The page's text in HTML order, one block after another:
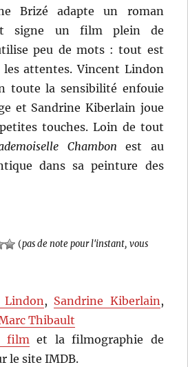
Brizé adapte un roman
signe un film plein de
peu de mots : tout est
les attentes. Vincent Lindon
toute la sensibilité enfouie
et Sandrine Kiberlain joue
touches. Loin de tout
Chambon est au
dans sa peinture des
(pas de note pour l'instant, vous
Lindon, Sandrine Kiberlain,
Thibault
filmet la filmographie de
le site IMDB.